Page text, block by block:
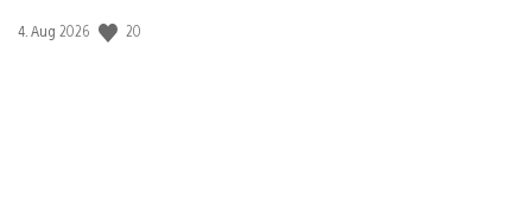
Veröffentlichungsdatum:
4. Aug 2026 20